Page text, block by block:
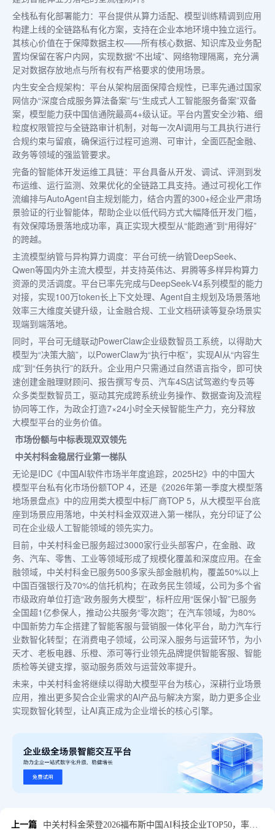
全栈私有化部署能力：平台提供从算力适配、模型训练精调到应用
构建上线的全链路私有化方案，支持在企业本地环境中独立运行。
其核心价值在于保障数据主权——所有核心数据、知识库及业务配
置均保留在客户内网，实现数据“不出域”、网络物理隔离，充分满
足对数据存放地点与所有权有严格要求的使用场景。
内生安全合规架构：平台从架构层面保障合规性，已率先通过国家
网信办“深度合成服务算法备案”与“生成式人工智能服务备案”双备
案，模型能力获中国信通院最高4+级认证。平台内置安全沙箱、细
粒度权限管控与全链路审计机制，对每一次AI调用与工具执行进行
合规约束与留痕，确保运行过程可追溯、可审计，全面匹配金融、
政务等领域的强监管要求。
完备的智能体开发运维工具链：平台具备从开发、调试、评测到发
布运维、运行监测、效果优化的全链路工具支持。通过可视化工作
流编排与AutoAgent自主规划能力，结合内置的300+经企业严肃场
景验证的行业智能体，帮助企业以低代码方式大幅降低开发门槛，
有效保障场景落地成功率，真正实现大模型从“能跑通”到“用得好”
的跨越。
主流模型纳管与异构算力调度：平台可统一纳管DeepSeek、
Qwen等国内外主流大模型，并支持英伟达、昇腾等多样异构算力
资源的灵活调度。平台已率先完成与DeepSeek-V4系列模型的能力
对接，实现100万token长上下文处理、Agent自主规划及场景落地
效率三大维度关键升级，让金融合规、工业文档研读等复杂场景实
现端到端落地。
同时，平台可无缝联动PowerClaw企业级数智员工系统，以得助大
模型为“决策大脑”，以PowerClaw为“执行中枢”，实现AI从“内容生
成”到“任务执行”的跃升。企业用户只需通过自然语言指令，即可快
速创建金融理财顾问、报告撰写专员、汽车4S店试驾邀约专员等
众多类型数智员工，驱动其完成跨系统业务操作、数据查询及流程
协同等工作，为政企打造7×24小时全天候智能生产力，充分释放
大模型平台的业务价值。
市场份额与中标表现双双领先
中关村科金稳居行业第一梯队
无论是IDC《中国AI软件市场半年度追踪，2025H2》中的中国大
模型平台私有化市场份额TOP 4，还是《2026年第一季度大模型落
地场景盘点》中的应用类大模型中标厂商TOP 5，从大模型平台底
座到场景应用落地，中关村科金双双进入第一梯队，充分印证了公
司在企业级人工智能领域的领先实力。
目前，中关村科金已服务超过3000家行业头部客户，在金融、政
务、汽车、零售、工业等领域形成了规模化覆盖和深度应用。在金
融领域，中关村科金已服务500多家头部金融机构，覆盖50%以上
中国百强银行及70%的信托机构；在政务民生领域，公司为多个省
市级政府单位打造“政务服务大模型”，标杆应用“医保小智”已服务
全国超1亿参保人，推动公共服务“零次跑”；在汽车领域，为80%
中国新势力车企搭建了智能客服与营销服一体化平台，助力汽车行
业数智化转型；在消费电子领域，公司深入服务与运营环节，为小
天才、老板电器、乐橙、添可等行业领先品牌提供智能客服、智能
质检等关键支撑，驱动服务质效与运营效率提升。
未来，中关村科金将继续以得助大模型平台为核心，深耕行业场景
应用，推出更多契合企业需求的AI产品与解决方案，助力更多企业
实现数智化转型，让AI真正成为企业增长的核心引擎。
上一篇
中关村科金荣登2026福布斯中国AI科技企业TOP50，率先完成三大榜单大满贯